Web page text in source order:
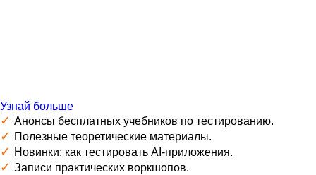
Узнай больше
✓ Анонсы бесплатных учебников по тестированию.
✓ Полезные теоретические материалы.
✓ Новинки: как тестировать AI-приложения.
✓ Записи практических воркшопов.